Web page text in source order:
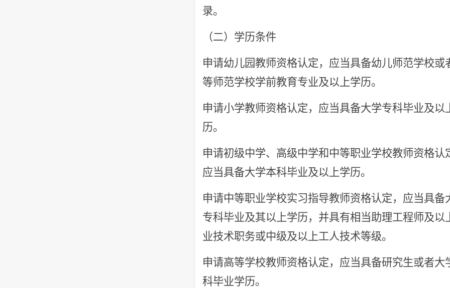
录。
（二）学历条件
申请幼儿园教师资格认定，应当具备幼儿师范学校或
等师范学校学前教育专业及以上学历。
申请小学教师资格认定，应当具备大学专科毕业及以
历。
申请初级中学、高级中学和中等职业学校教师资格认
应当具备大学本科毕业及以上学历。
申请中等职业学校实习指导教师资格认定，应当具备
专科毕业及其以上学历，并具有相当助理工程师及以
业技术职务或中级及以上工人技术等级。
申请高等学校教师资格认定，应当具备研究生或者大
科毕业学历。